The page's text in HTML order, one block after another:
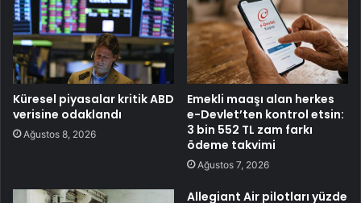
Küresel piyasalar kritik ABD
verisine odaklandı
Ağustos 8, 2026
Emekli maaşı alan herkes
e-Devlet’ten kontrol etsin:
3 bin 552 TL zam farkı
ödeme takvimi
Ağustos 7, 2026
Allegiant Air pilotları yüzde